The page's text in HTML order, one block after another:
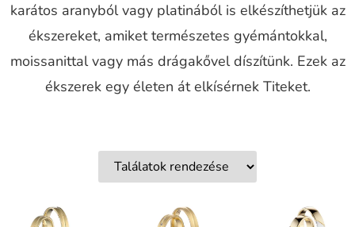
karátos aranyból vagy platinából is elkészíthetjük az
ékszereket, amiket természetes gyémántokkal,
moissanittal vagy más drágakővel díszítünk. Ezek az
ékszerek egy életen át elkísérnek Titeket.